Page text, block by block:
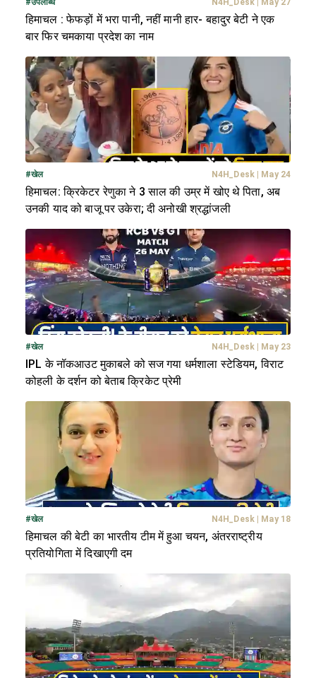
#उपलब्धि N4H_Desk| May 27
हिमाचल : फेफड़ों में भरा पानी, नहीं मानी हार- बहादुर बेटी ने एक
बार फिर चमकाया प्रदेश का नाम
#खेल N4H_Desk| May 24
हिमाचल: क्रिकेटर रेणुका ने 3 साल की उम्र में खोए थे पिता, अब
उनकी याद को बाजू पर उकेरा; दी अनोखी श्रद्धांजली
#खेल N4H_Desk| May 23
IPL के नॉकआउट मुकाबले को सज गया धर्मशाला स्टेडियम, विराट
कोहली के दर्शन को बेताब क्रिकेट प्रेमी
#खेल N4H_Desk| May 18
हिमाचल की बेटी का भारतीय टीम में हुआ चयन, अंतरराष्ट्रीय
प्रतियोगिता में दिखाएगी दम